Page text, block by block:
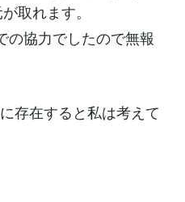
取れます。
の協力でしたので無報
存在すると私は考えて